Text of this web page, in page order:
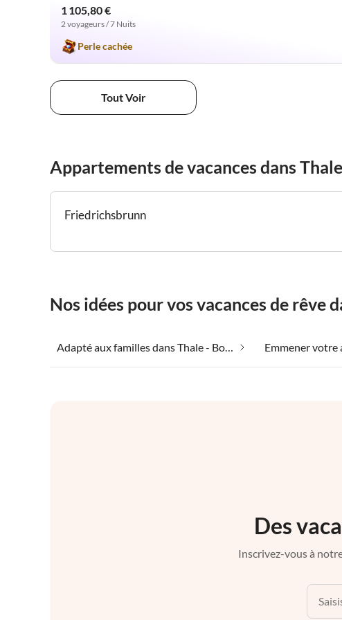
1 105,80 €
2 voyageurs / 7 Nuits
Perle cachée
Tout Voir
Appartements de vacances dans
Friedrichsbrunn
Nos idées pour vos vacances de rêve
Adapté aux familles dans Thale - Bodetal
Des
Inscrivez-vous à